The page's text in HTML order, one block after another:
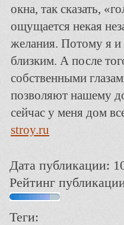
окна, так сказать,
ощущается некая
желания. Потому я и
близким. А после
собственными
позволяют нашему
сейчас у меня дом
stroy.ru
Дата публикации:
Рейтинг
Теги: